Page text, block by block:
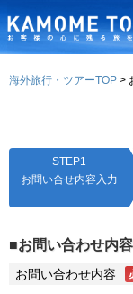
海外旅行・ツアーTOP
STEP1
お問い合せ内容入力
■お問い合わせ内容
お問い合わせ内容